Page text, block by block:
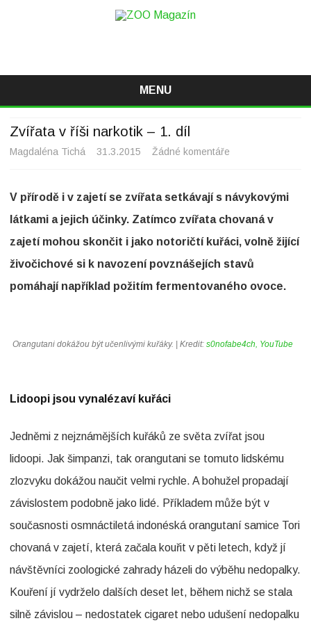
MENU
Skip
content
Zvířata v říši narkotik – 1. díl
Magdaléna Tichá 31.3.2015 Žádné komentáře
e
x
t
á
m
a
t
a
V přírodě i v zajetí se zvířata setkávají s návykovými
látkami a jejich účinky. Zatímco zvířata chovaná v
zajetí mohou skončit i jako notoričtí kuřáci, volně žijící
živočichové si k navození povznášejích stavů
pomáhají například požitím fermentovaného ovoce.
Orangutani dokážou být učenlivými kuřáky. | Kredit: s0nofabe4ch, YouTube
Lidoopi jsou vynalézaví kuřáci
Jedněmi z nejznámějších kuřáků ze světa zvířat jsou
lidoopi. Jak šimpanzi, tak orangutani se tomuto lidskému
zlozvyku dokážou naučit velmi rychle. A bohužel propadají
závislostem podobně jako lidé. Příkladem může být v
současnosti osmnáctiletá indonéská orangutaní samice Tori
chovaná v zajetí, která začala kouřit v pěti letech, když jí
návštěvníci zoologické zahrady házeli do výběhu nedopalky.
Kouření jí vydrželo dalších deset let, během nichž se stala
silně závislou – nedostatek cigaret nebo udušení nedopalku